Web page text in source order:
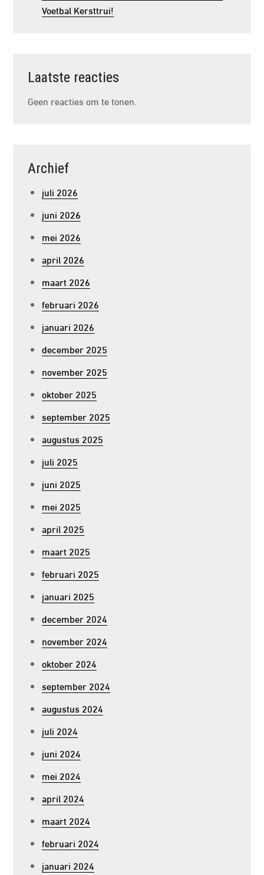
Voetbal Kersttrui!
Laatste reacties
Geen reacties om te tonen.
Archief
juli 2026
juni 2026
mei 2026
april 2026
maart 2026
februari 2026
januari 2026
december 2025
november 2025
oktober 2025
september 2025
augustus 2025
juli 2025
juni 2025
mei 2025
april 2025
maart 2025
februari 2025
januari 2025
december 2024
november 2024
oktober 2024
september 2024
augustus 2024
juli 2024
juni 2024
mei 2024
april 2024
maart 2024
februari 2024
januari 2024